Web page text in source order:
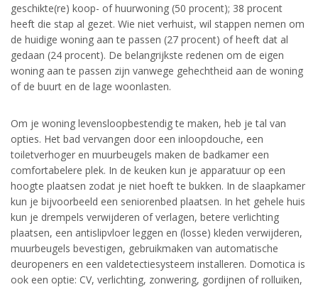
geschikte(re) koop- of huurwoning (50 procent); 38 procent
heeft die stap al gezet. Wie niet verhuist, wil stappen nemen om
de huidige woning aan te passen (27 procent) of heeft dat al
gedaan (24 procent). De belangrijkste redenen om de eigen
woning aan te passen zijn vanwege gehechtheid aan de woning
of de buurt en de lage woonlasten.
Om je woning levensloopbestendig te maken, heb je tal van
opties. Het bad vervangen door een inloopdouche, een
toiletverhoger en muurbeugels maken de badkamer een
comfortabelere plek. In de keuken kun je apparatuur op een
hoogte plaatsen zodat je niet hoeft te bukken. In de slaapkamer
kun je bijvoorbeeld een seniorenbed plaatsen. In het gehele huis
kun je drempels verwijderen of verlagen, betere verlichting
plaatsen, een antislipvloer leggen en (losse) kleden verwijderen,
muurbeugels bevestigen, gebruikmaken van automatische
deuropeners en een valdetectiesysteem installeren. Domotica is
ook een optie: CV, verlichting, zonwering, gordijnen of rolluiken,